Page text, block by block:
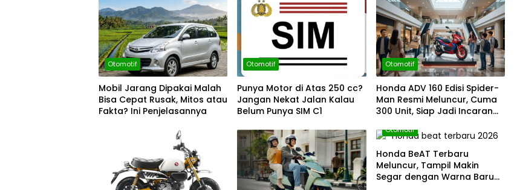
Otomotif
Mobil Jarang Dipakai Malah
Bisa Cepat Rusak, Mitos atau
Fakta? Ini Penjelasannya
Otomotif
Punya Motor di Atas 250 cc?
Jangan Nekat Jalan Kalau
Belum Punya SIM C1
Otomotif
Honda ADV 160 Edisi Spider-
Man Resmi Meluncur, Cuma
300 Unit, Siap Jadi Incaran
Otomotif
Honda BeAT Terbaru
Meluncur, Tampil Makin
Segar dengan Warna Baru